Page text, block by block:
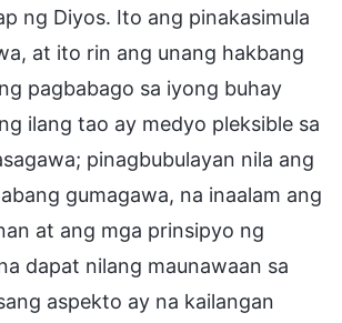
ng Diyos. Ito ang pinakasimula
at ito rin ang unang hakbang
pagbabago sa iyong buhay
ilang tao ay medyo pleksible sa
pinagbubulayan nila ang
gumagawa, na inaalam ang
at ang mga prinsipyo ng
dapat nilang maunawaan sa
aspekto ay na kailangan